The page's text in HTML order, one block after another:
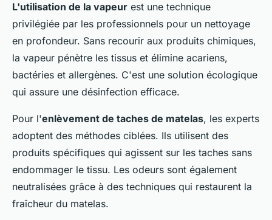
L'utilisation de la vapeur est une technique
privilégiée par les professionnels pour un nettoyage
en profondeur. Sans recourir aux produits chimiques,
la vapeur pénètre les tissus et élimine acariens,
bactéries et allergènes. C'est une solution écologique
qui assure une désinfection efficace.
Pour l'enlèvement de taches de matelas, les experts
adoptent des méthodes ciblées. Ils utilisent des
produits spécifiques qui agissent sur les taches sans
endommager le tissu. Les odeurs sont également
neutralisées grâce à des techniques qui restaurent la
fraîcheur du matelas.